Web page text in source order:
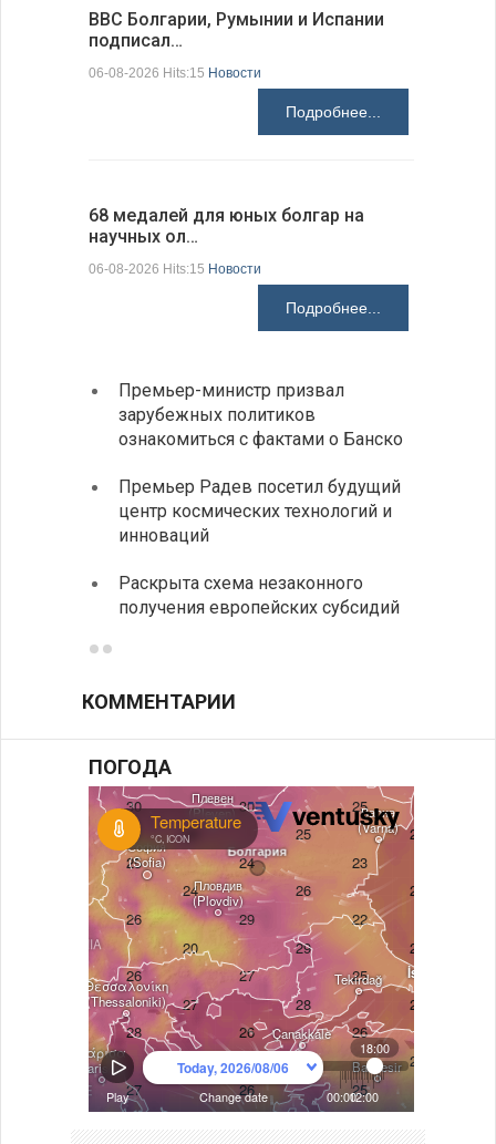
ВВС Болгарии, Румынии и Испании
подписал…
06-08-2026 Hits:15 Новости
Подробнее...
68 медалей для юных болгар на
научных ол…
06-08-2026 Hits:15 Новости
Подробнее...
Премьер-министр призвал
зарубежных политиков
ознакомиться с фактами о Банско
Премьер Радев посетил будущий
центр космических технологий и
инноваций
Раскрыта схема незаконного
получения европейских субсидий
КОММЕНТАРИИ
ПОГОДА